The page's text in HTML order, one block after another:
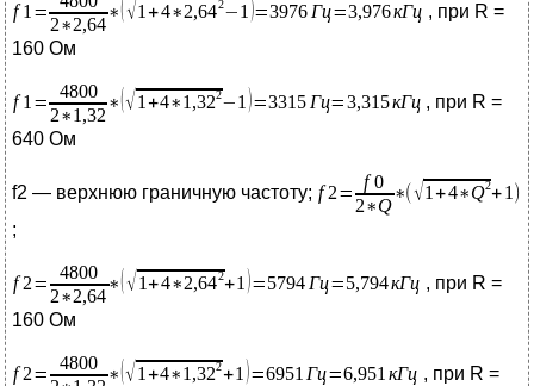
, при R =
160 Ом
, при R =
640 Ом
f2 — верхнюю граничную частоту;
;
, при R =
160 Ом
, при R =